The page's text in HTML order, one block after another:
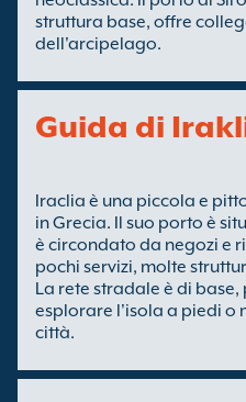
struttura base, offre
dell'arcipelago.
Guida di
Iraclia è una piccola e
in Grecia. Il suo porto è
è circondato da negozi e
pochi servizi, molte
La rete stradale è di
esplorare l'isola a piedi o
città.